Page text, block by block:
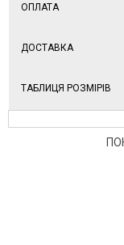
ОПЛАТА
ДОСТАВКА
ТАБЛИЦЯ РОЗМІРІВ